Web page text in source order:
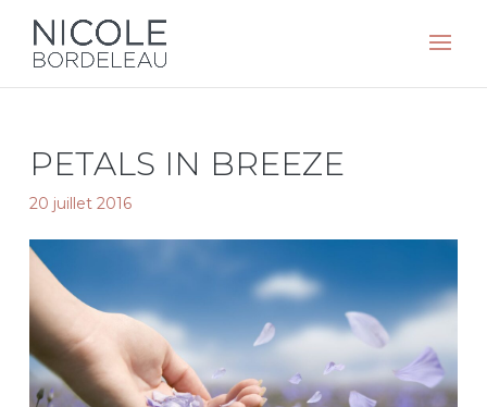
PETALS IN BREEZE
20 juillet 2016